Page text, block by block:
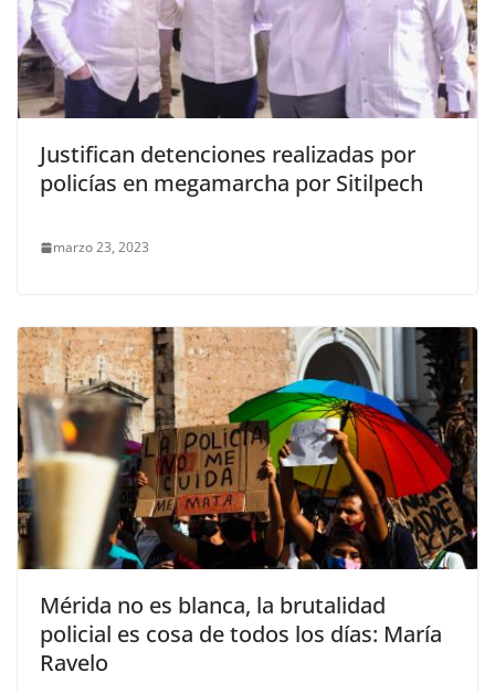
Justifican detenciones realizadas por
policías en megamarcha por Sitilpech
marzo 23, 2023
Mérida no es blanca, la brutalidad
policial es cosa de todos los días: María
Ravelo